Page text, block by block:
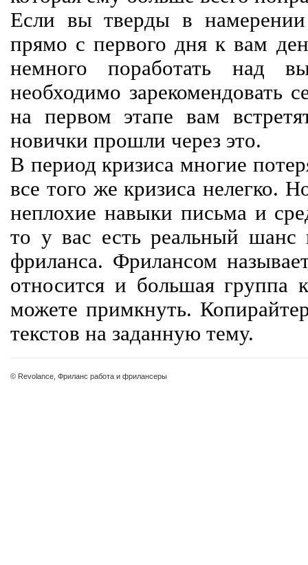
Если вы тверды в
прямо с первого дня к вам
немного поработать над
необходимо зарекомендовать
на первом этапе вам
новички прошли через это.
В период кризиса многие
все того же кризиса нелегко.
неплохие навыки письма и
то у вас есть реальный шанс
фриланса. Фрилансом
относится и большая группа
можете примкнуть.
текстов на заданную тему.
© Revolance, Фриланс работа и фрилансеры